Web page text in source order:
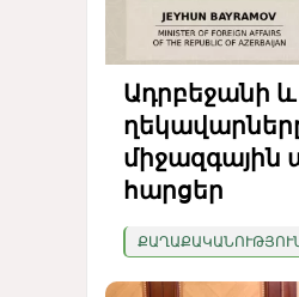
Ադրբեջանի
միջազգային
հարցեր